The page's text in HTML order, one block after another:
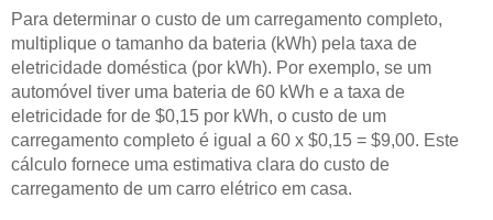
Para determinar o custo de um carregamento completo,
multiplique o tamanho da bateria (kWh) pela taxa de
eletricidade doméstica (por kWh). Por exemplo, se um
automóvel tiver uma bateria de 60 kWh e a taxa de
eletricidade for de $0,15 por kWh, o custo de um
carregamento completo é igual a 60 x $0,15 = $9,00. Este
cálculo fornece uma estimativa clara do custo de
carregamento de um carro elétrico em casa.